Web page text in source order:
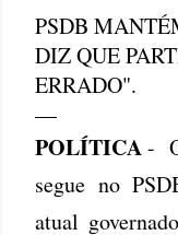
PSDB
DIZ QUE
ERRADO".
POLÍTICA-
segue no
atual